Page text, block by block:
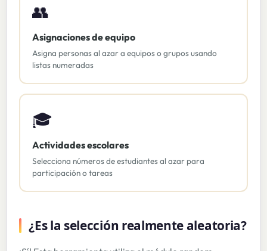
👥
Asignaciones de equipo
Asigna personas al azar a equipos o grupos usando
listas numeradas
🎓
Actividades escolares
Selecciona números de estudiantes al azar para
participación o tareas
¿Es la selección realmente aleatoria?